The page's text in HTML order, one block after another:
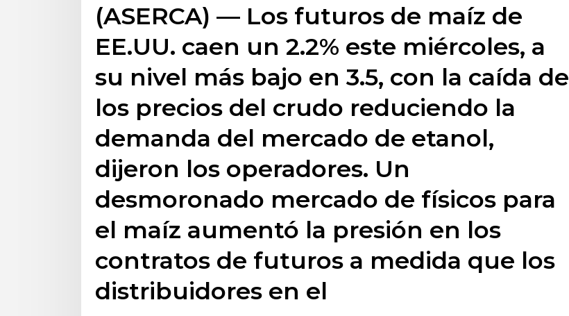
(ASERCA) — Los futuros de maíz de
EE.UU. caen un 2.2% este miércoles, a
su nivel más bajo en 3.5, con la caída de
los precios del crudo reduciendo la
demanda del mercado de etanol,
dijeron los operadores. Un
desmoronado mercado de físicos para
el maíz aumentó la presión en los
contratos de futuros a medida que los
distribuidores en el